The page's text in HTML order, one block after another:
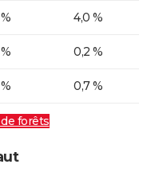
4,0 %
0,2 %
0,7 %
forêts